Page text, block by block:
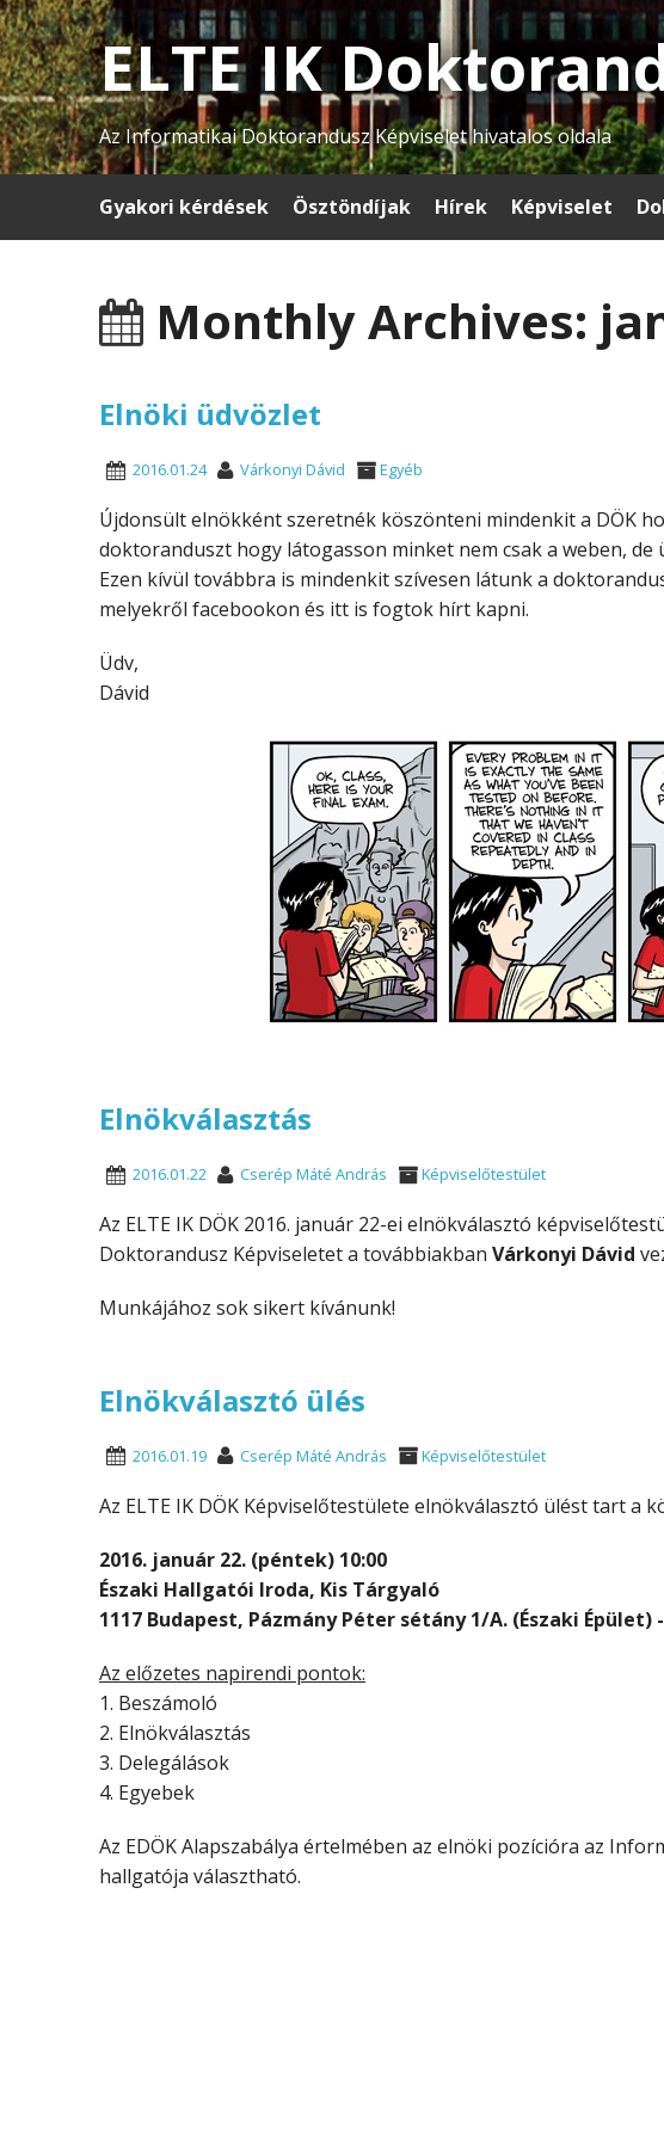
ELTE IK
Az Informatikai Doktorandusz Képviselet hivatalos oldala
Gyakori kérdések Ösztöndíjak Hírek Képviselet
Monthly Archives:
Elnöki üdvözlet
2016.01.24 Várkonyi Dávid Egyéb
Újdonsült elnökként szeretnék köszönteni mindenkit a DÖK
doktoranduszt hogy látogasson minket nem csak a weben,
Ezen kívül továbbra is mindenkit szívesen látunk a
melyekről facebookon és itt is fogtok hírt kapni.
Üdv,
Dávid
Elnökválasztás
2016.01.22 Cserép Máté András Képviselőtestület
Az ELTE IK DÖK 2016. január 22-ei elnökválasztó
Doktorandusz Képviseletet a továbbiakban Várkonyi Dávid
Munkájához sok sikert kívánunk!
Elnökválasztó ülés
2016.01.19 Cserép Máté András Képviselőtestület
Az ELTE IK DÖK Képviselőtestülete elnökválasztó ülést tart a
2016. január 22. (péntek) 10:00
Északi Hallgatói Iroda, Kis Tárgyaló
1117 Budapest, Pázmány Péter sétány 1/A. (Északi Épület)
Az előzetes napirendi pontok:
1. Beszámoló
2. Elnökválasztás
3. Delegálások
4. Egyebek
Az EDÖK Alapszabálya értelmében az elnöki pozícióra az
hallgatója választható.